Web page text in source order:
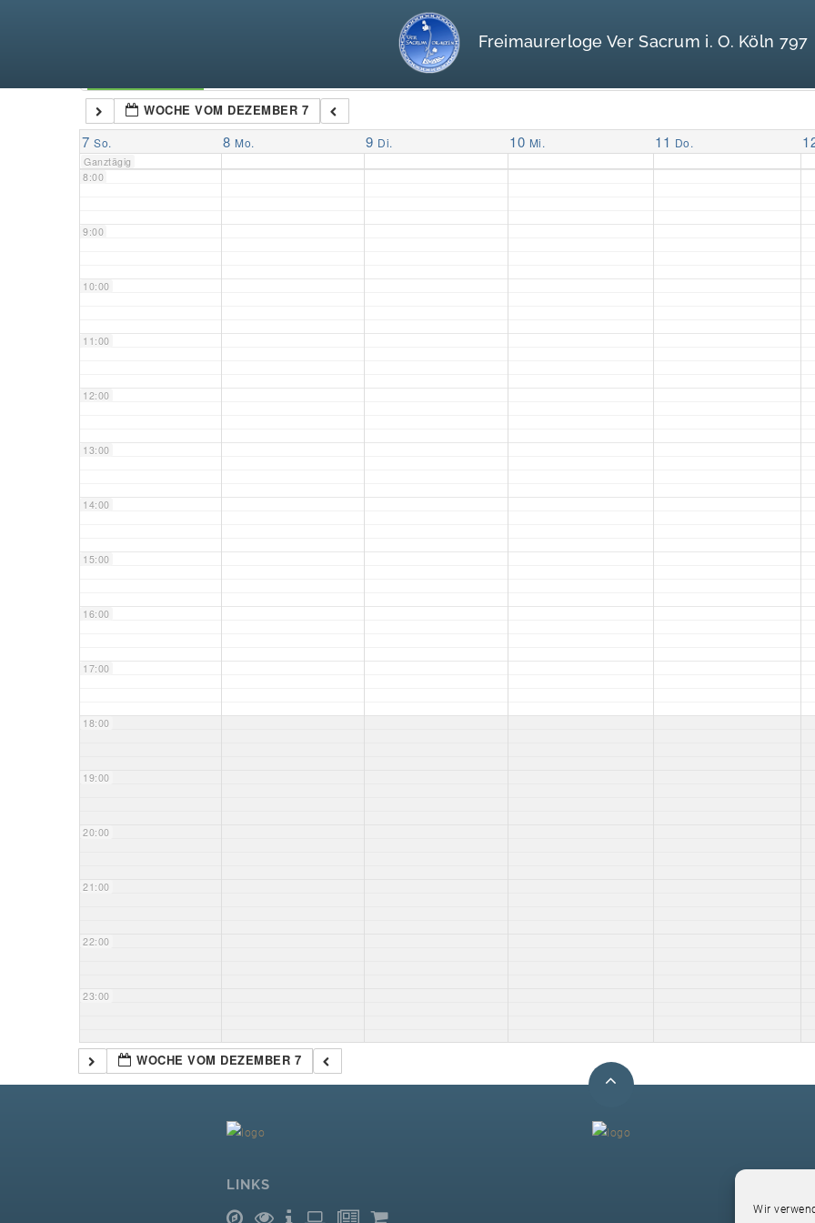
Wir
Freimaurerloge Ver Sacrum i. O. Köln 797
WOCHE VOM DEZEMBER 7
7 So. 8 Mo. 9 Di. 10 Mi. 11 Do.
Ganztägig
7:00
8:00
9:00
10:00
11:00
12:00
13:00
14:00
15:00
16:00
17:00
18:00
19:00
20:00
21:00
22:00
23:00
WOCHE VOM DEZEMBER 7
LINKS